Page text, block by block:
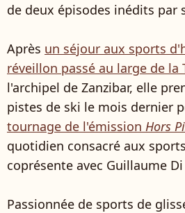
de deux épisodes inédits par
Après un séjour aux sports
réveillon passé au large de la
l'archipel de Zanzibar, elle
pistes de ski le mois dernier
tournage de l'émission Hors
quotidien consacré aux
coprésente avec Guillaume Di
Passionnée de sports de